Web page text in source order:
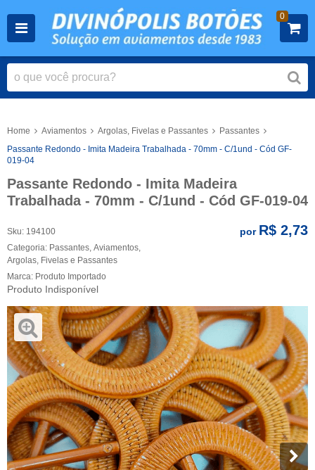
0
Home Aviamentos Argolas, Fivelas e Passantes
Passantes
Passante Redondo - Imita Madeira Trabalhada - 70mm - C/1und - Cód GF-
019-04
Passante Redondo - Imita Madeira
Trabalhada - 70mm - C/1und - Cód GF-019-04
Sku: 194100
Categoria: Passantes Aviamentos
Argolas, Fivelas e Passantes
Marca: Produto Importado
Produto Indisponível
por R$ 2,73